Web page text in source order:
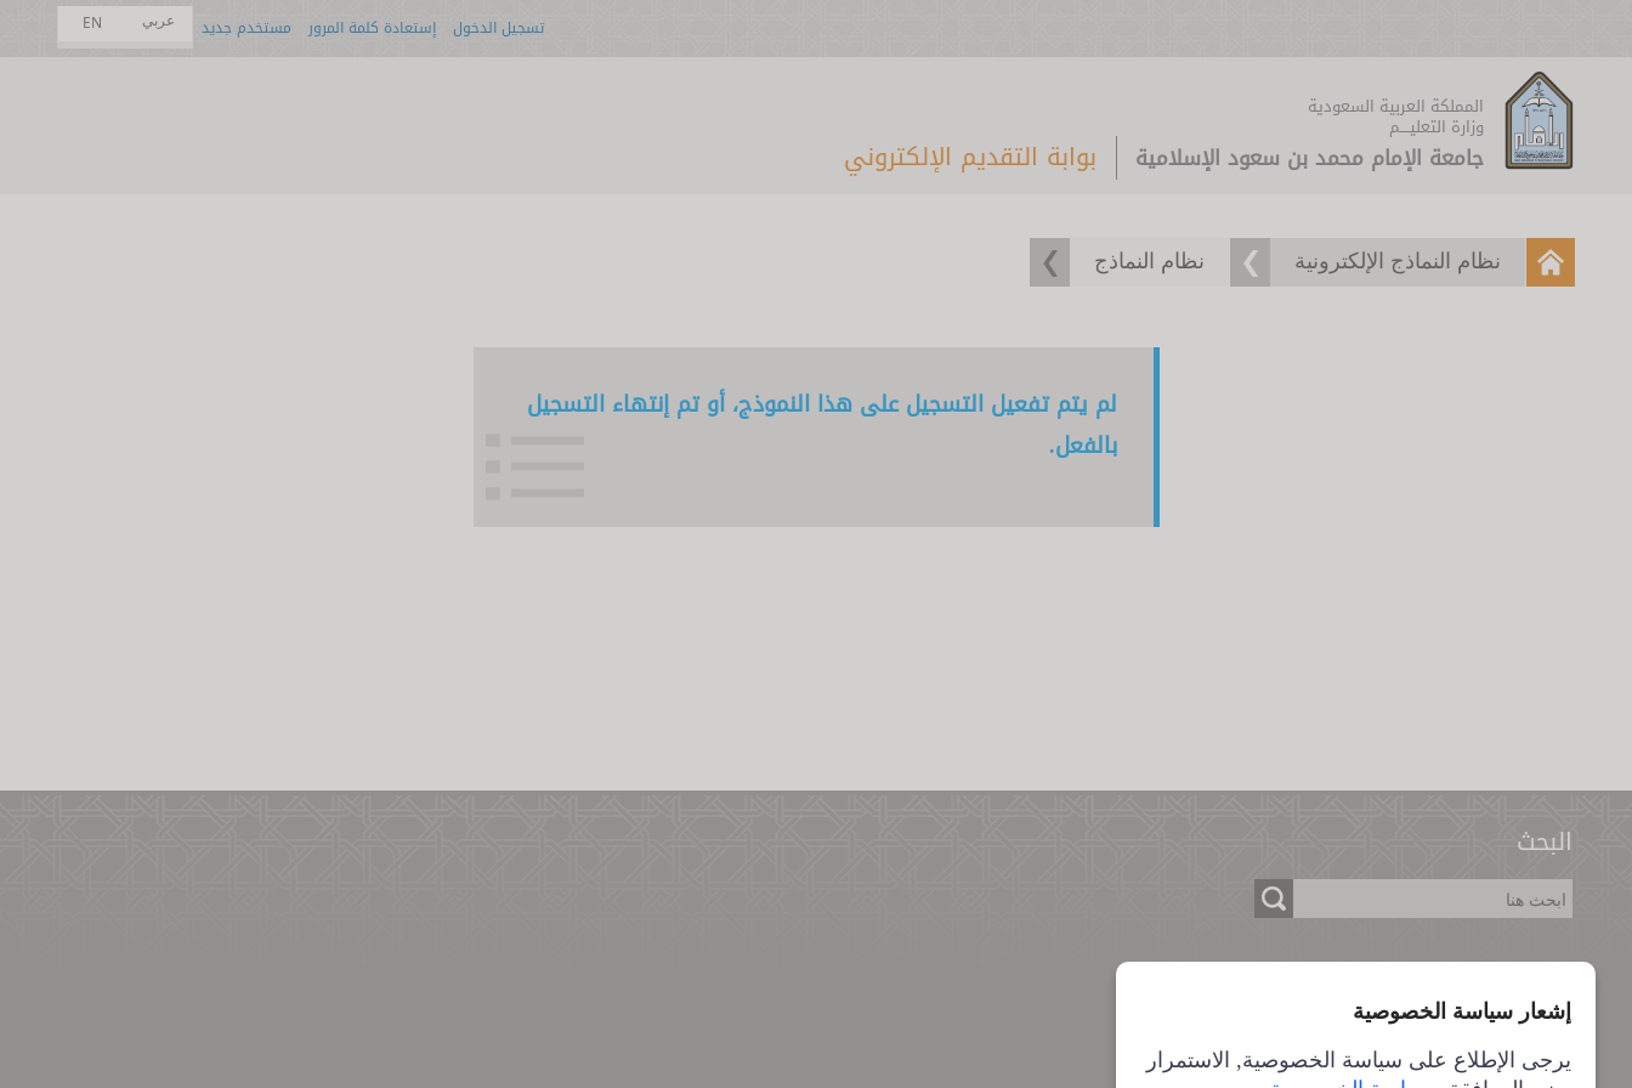
عربي EN مستخدم جديد إستعادة كلمة المرور تسجيل الدخول
المملكة العربية السعودية
وزارة التعليــــم
جامعة الإمام محمد بن سعود الإسلامية بوابة التقديم الإلكتروني
نظام النماذج الإلكترونية نظام النماذج
لم يتم تفعيل التسجيل على هذا النموذج، أو تم إنتهاء التسجيل
بالفعل.
البحث
إشعار سياسة الخصوصية
يرجى الإطلاع على سياسة الخصوصية, الاستمرار